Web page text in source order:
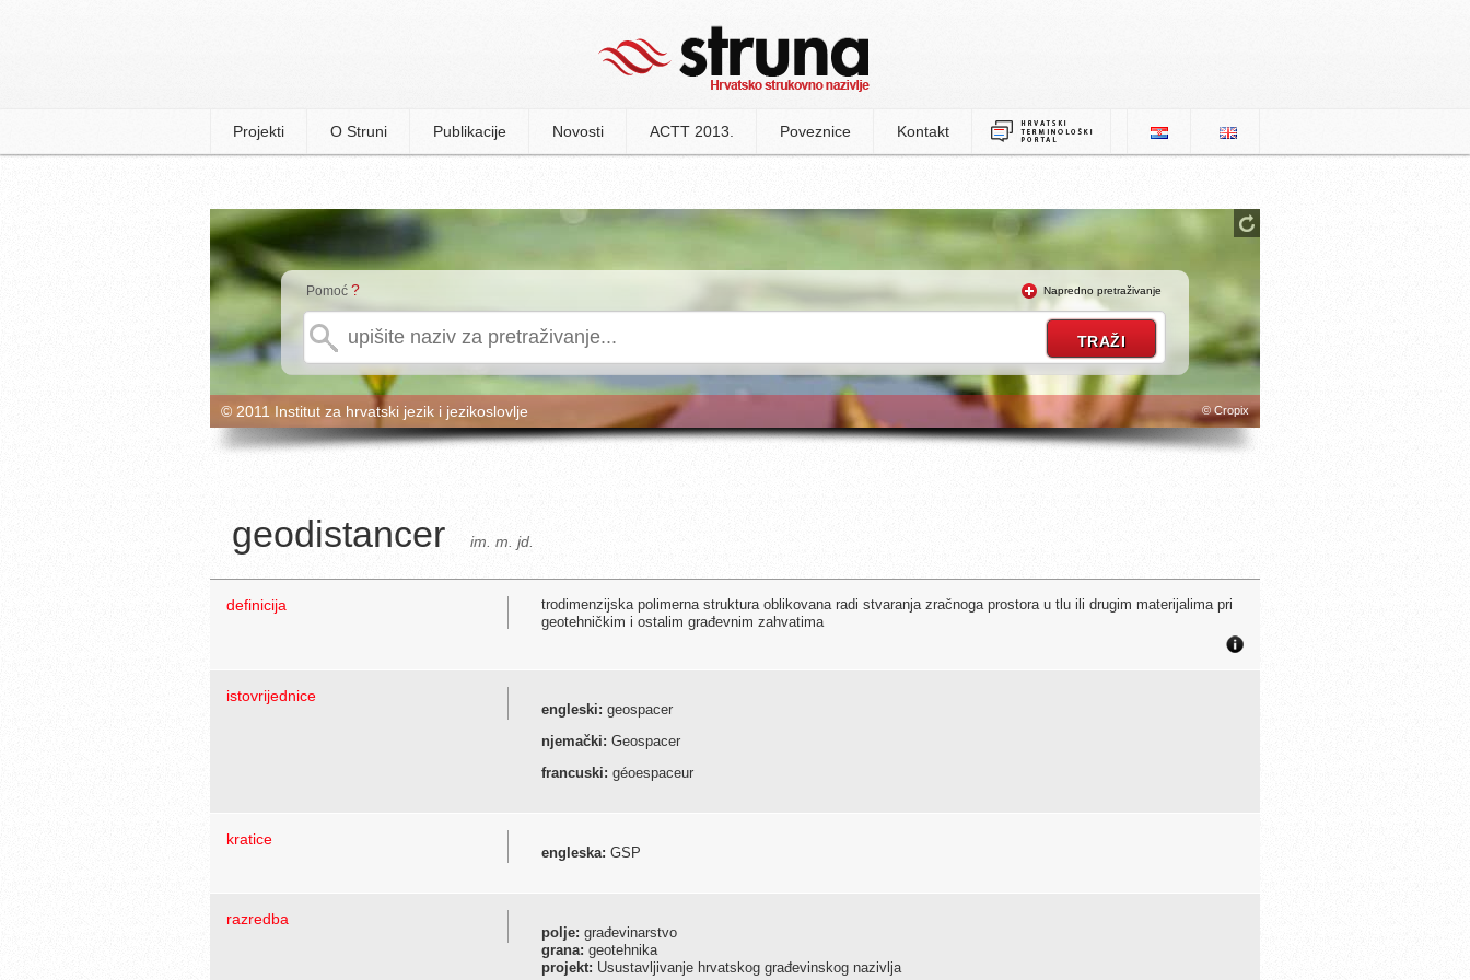
Projekti O Struni Publikacije Novosti ACTT 2013. Poveznice Kontakt
Pomoć ? Napredno pretraživanje
© 2011 Institut za hrvatski jezik i jezikoslovlje © Cropix
geodistancer im. m. jd.
definicija
trodimenzijska polimerna struktura oblikovana radi stvaranja zračnoga prostora u tlu ili drugim materijalima pri
geotehničkim i ostalim građevnim zahvatima
istovrijednice
engleski: geospacer
njemački: Geospacer
francuski: géoespaceur
kratice
engleska: GSP
razredba
polje: građevinarstvo
grana: geotehnika
projekt: Usustavljivanje hrvatskog građevinskog nazivlja